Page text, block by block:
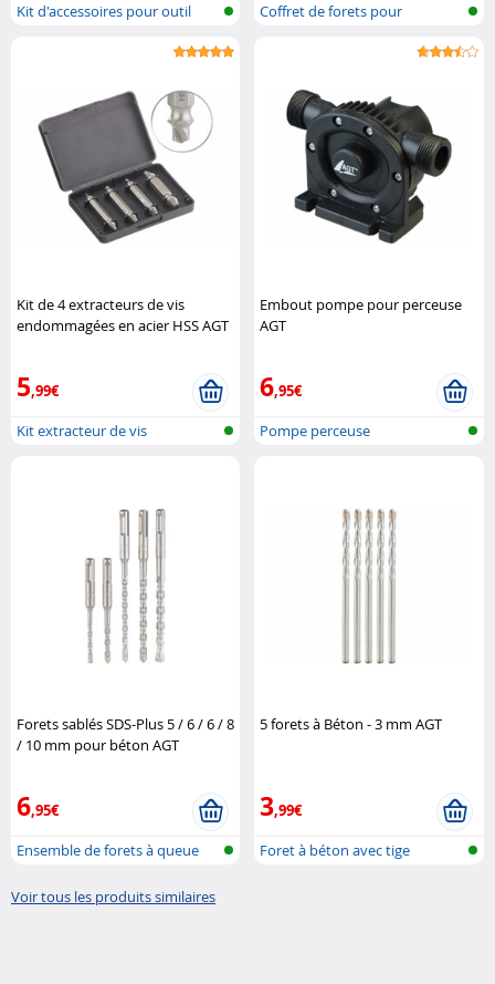
Kit d'accessoires pour outil
Coffret de forets pour
Kit de 4 extracteurs de vis
endommagées en acier HSS AGT
5,99€
Kit extracteur de vis
Embout pompe pour perceuse
AGT
6,95€
Pompe perceuse
Forets sablés SDS-Plus 5 / 6 / 6 / 8
/ 10 mm pour béton AGT
6,95€
Ensemble de forets à queue
5 forets à Béton - 3 mm AGT
3,99€
Foret à béton avec tige
Voir tous les produits similaires